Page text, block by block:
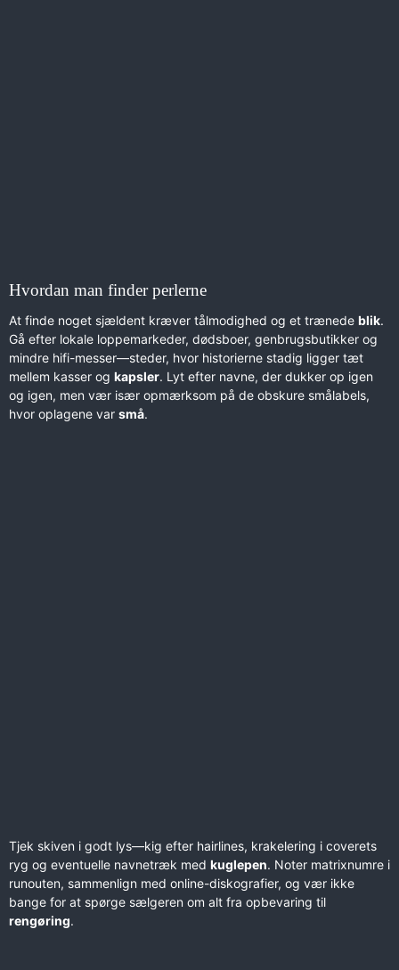
Hvordan man finder perlerne
At finde noget sjældent kræver tålmodighed og et trænede blik.
Gå efter lokale loppemarkeder, dødsboer, genbrugsbutikker og
mindre hifi-messer—steder, hvor historierne stadig ligger tæt
mellem kasser og kapsler. Lyt efter navne, der dukker op igen
og igen, men vær især opmærksom på de obskure smålabels,
hvor oplagene var små.
Tjek skiven i godt lys—kig efter hairlines, krakelering i coverets
ryg og eventuelle navnetræk med kuglepen. Noter matrixnumre i
runouten, sammenlign med online-diskografier, og vær ikke
bange for at spørge sælgeren om alt fra opbevaring til
rengøring.